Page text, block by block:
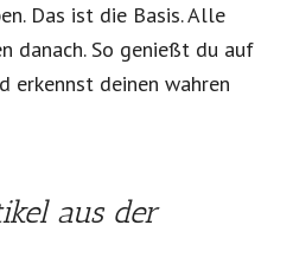
Das ist die Basis. Alle
danach. So genießt du auf
erkennst deinen wahren
aus der